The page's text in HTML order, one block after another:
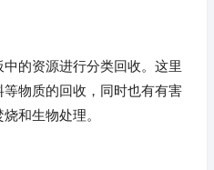
的资源进行分类回收。这里
物质的回收，同时也有有害
和生物处理。